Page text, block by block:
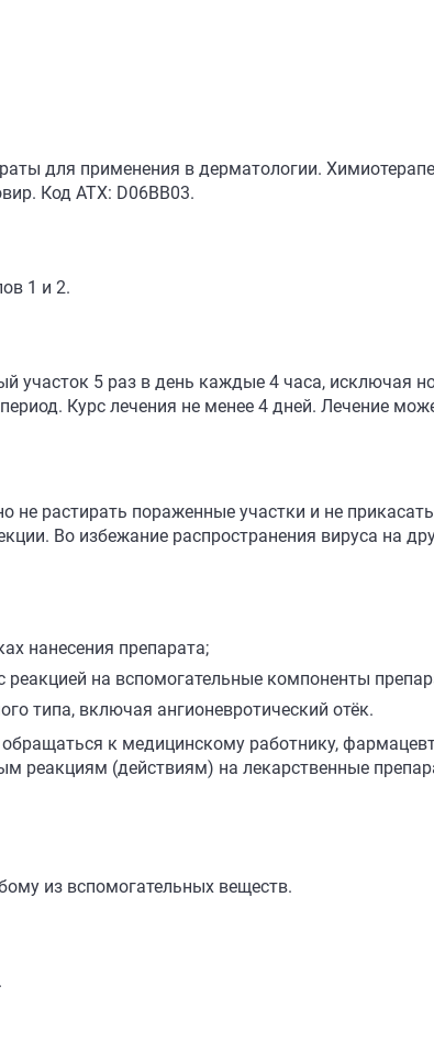
для применения в дерматологии.
Код АТХ: D06BB03.
1 и 2.
участок 5 раз в день каждые 4 часа, исключая
Курс лечения не менее 4 дней. Лечение
растирать пораженные участки и не
Во избежание распространения вируса на
нанесения препарата;
на вспомогательные компоненты
типа, включая ангионевротический отёк.
к медицинскому работнику,
реакциям (действиям) на лекарственные
из вспомогательных веществ.